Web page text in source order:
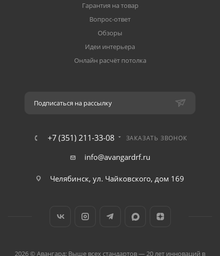
Гарантия на товар
Вопрос-ответ
Обзоры
Идеи интерьера
Онлайн расчёт потолка
Подписаться на рассылку
+7 (351) 211-33-08 ЗАКАЗАТЬ ЗВОНОК
info@avangardrf.ru
Челябинск, ул. Чайковского, дом 169
2026 © Авангард: Выше всех стандартов — 20 лет инноваций в